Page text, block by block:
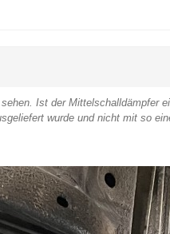
Ist der Mittelschalldämpfer
wurde und nicht mit so